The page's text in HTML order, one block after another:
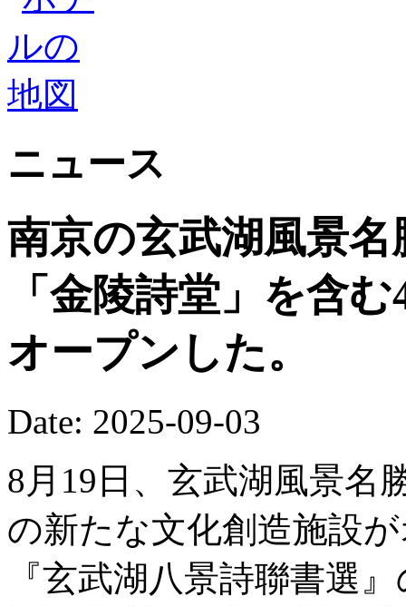
ニュース
南京の玄武湖風景
「金陵詩堂」を含
オープンした。
Date: 2025-09-03
8月19日、玄武湖風景名
の新たな文化創造施設
『玄武湖八景詩聯書選